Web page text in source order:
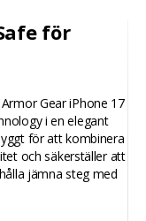
för
Gear iPhone 17
i en elegant
för att kombinera
och säkerställer att
jämna steg med